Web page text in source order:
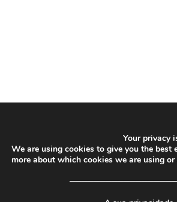
Your privacy
We are using cookies to give you the best
more about which cookies we are using